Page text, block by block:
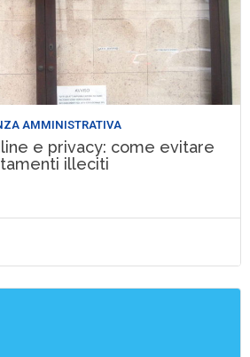
AMMINISTRATIVA
e privacy: come evitare
illeciti